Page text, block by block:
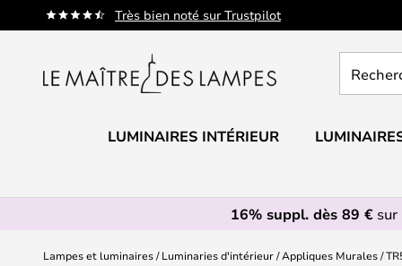
Très bien noté sur Trustpilot
Allez
au
un
LUMINAIRES INTÉRIEUR
16% suppl. dès 89 €sur
Lampes et luminaires Luminaries d'intérieur Appliques Murales